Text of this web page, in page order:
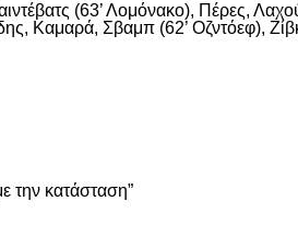
(63’ Λομόνακο), Πέρες,
Καμαρά, Σβαμπ (62’ Οζντόεφ),
την κατάσταση”